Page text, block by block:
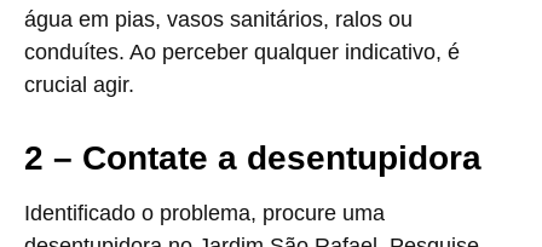
água em pias, vasos sanitários, ralos ou
conduítes. Ao perceber qualquer indicativo, é
crucial agir.
2 – Contate a desentupidora
Identificado o problema, procure uma